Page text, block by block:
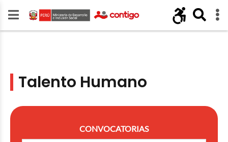
Talento Humano
CONVOCATORIAS